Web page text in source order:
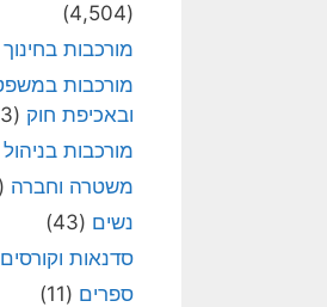
(4,504)
מורכבות בחינוך
מורכבות
ובאכיפת חוק (2,103)
מורכבות בניהול
משטרה וחברה (57)
נשים (43)
סדנאות וקורסים
ספרים (11)